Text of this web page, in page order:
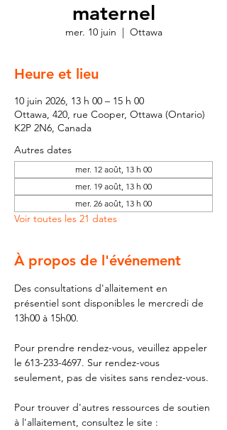
maternel
mer. 10 juin
  |
Ottawa
Heure et lieu
10 juin 2026, 13 h 00 – 15 h 00
Ottawa, 420, rue Cooper, Ottawa (Ontario)
K2P 2N6, Canada
Autres dates
mer. 12 août, 13 h 00
mer. 19 août, 13 h 00
mer. 26 août, 13 h 00
Voir toutes les 21 dates
À propos de l'événement
Des consultations d'allaitement en
présentiel sont disponibles le mercredi de
13h00 à 15h00.
Pour prendre rendez-vous, veuillez appeler
le 613-233-4697. Sur rendez-vous
seulement, pas de visites sans rendez-vous.
Pour trouver d'autres ressources de soutien
à l'allaitement, consultez le site :